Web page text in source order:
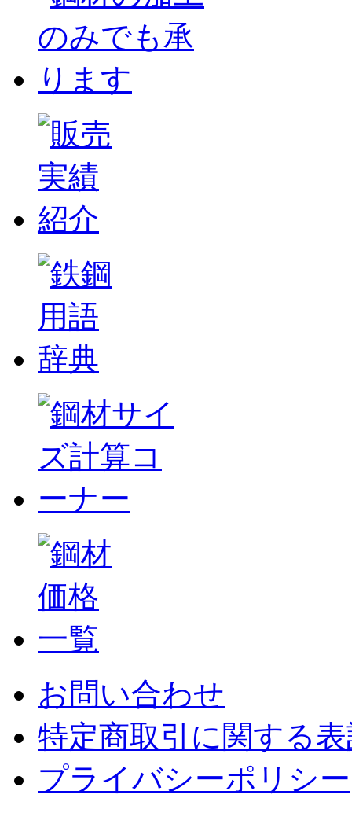
お問い合わせ
特定商取引に関する
プライバシーポリシー